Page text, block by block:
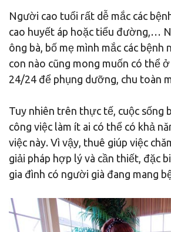
Người cao tuổi rất dễ mắc các
cao huyết áp hoặc tiểu đường,…
ông bà, bố mẹ mình mắc các bệnh
con nào cũng mong muốn có thể
24/24 để phụng dưỡng, chu toàn
Tuy nhiên trên thực tế, cuộc sống
công việc làm ít ai có thể có khả
việc này. Vì vậy, thuê giúp việc
giải pháp hợp lý và cần thiết, đặc
gia đình có người già đang mang